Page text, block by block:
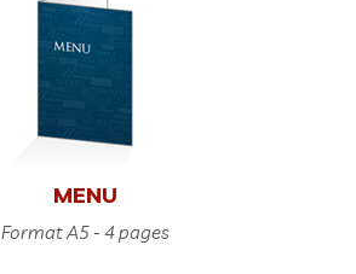
MENU
Format A5 - 4 pages